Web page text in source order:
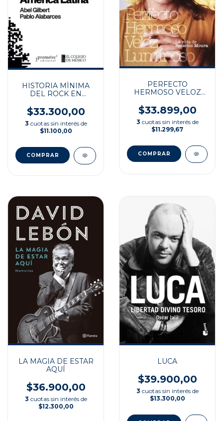
HISTORIA MÌNIMA
DEL ROCK EN
$33.300,00
3 cuotas sin interés de
$11.100,00
PERFECTO
HERMOSO VELOZ
$33.899,00
3 cuotas sin interés de
$11.299,67
LA MAGIA DE ESTAR
AQUÍ
$36.900,00
3 cuotas sin interés de
$12.300,00
LUCA
$39.900,00
3 cuotas sin interés de
$13.300,00